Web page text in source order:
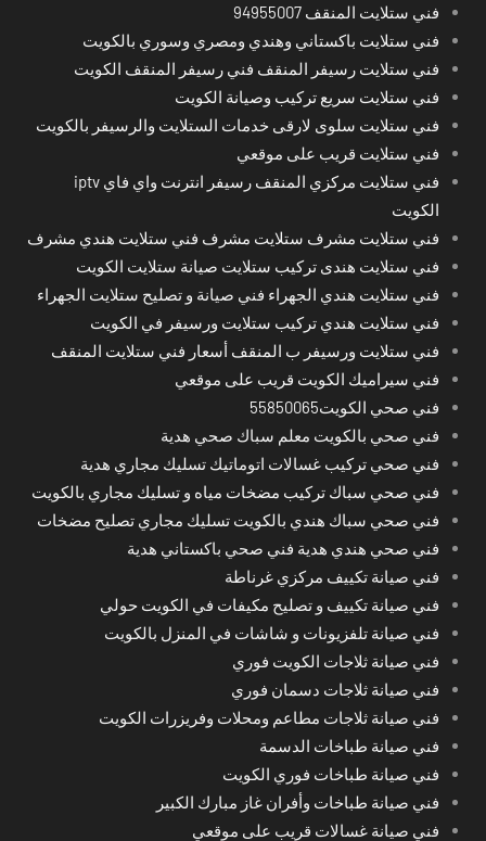
فني ستلايت المنقف 94955007
فني ستلايت باكستاني وهندي ومصري وسوري بالكويت
فني ستلايت رسيفر المنقف فني رسيفر المنقف الكويت
فني ستلايت سريع تركيب وصيانة الكويت
فني ستلايت سلوى لارقى خدمات الستلايت والرسيفر بالكويت
فني ستلايت قريب على موقعي
فني ستلايت مركزي المنقف رسيفر انترنت واي فاي iptv
الكويت
فني ستلايت مشرف ستلايت مشرف فني ستلايت هندي مشرف
فني ستلايت هندى تركيب ستلايت صيانة ستلايت الكويت
فني ستلايت هندي الجهراء فني صيانة و تصليح ستلايت الجهراء
فني ستلايت هندي تركيب ستلايت ورسيفر في الكويت
فني ستلايت ورسيفر ب المنقف أسعار فني ستلايت المنقف
فني سيراميك الكويت قريب على موقعي
فني صحي الكويت55850065
فني صحي بالكويت معلم سباك صحي هدية
فني صحي تركيب غسالات اتوماتيك تسليك مجاري هدية
فني صحي سباك تركيب مضخات مياه و تسليك مجاري بالكويت
فني صحي سباك هندي بالكويت تسليك مجاري تصليح مضخات
فني صحي هندي هدية فني صحي باكستاني هدية
فني صيانة تكييف مركزي غرناطة
فني صيانة تكييف و تصليح مكيفات في الكويت حولي
فني صيانة تلفزيونات و شاشات في المنزل بالكويت
فني صيانة ثلاجات الكويت فوري
فني صيانة ثلاجات دسمان فوري
فني صيانة ثلاجات مطاعم ومحلات وفريزرات الكويت
فني صيانة طباخات الدسمة
فني صيانة طباخات فوري الكويت
فني صيانة طباخات وأفران غاز مبارك الكبير
فني صيانة غسالات قريب على موقعي